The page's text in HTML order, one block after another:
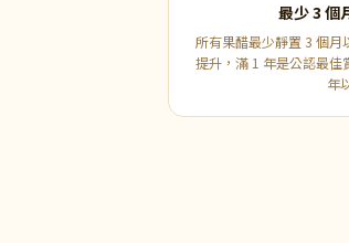
最少 3 個
所有果醋最少靜置 3 個月
提升，滿 1 年是公認最佳
年